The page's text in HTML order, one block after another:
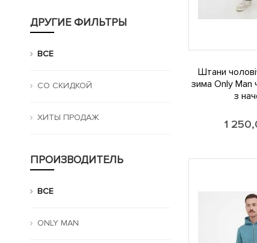
ДРУГИЕ ФИЛЬТРЫ
ВСЕ
СО СКИДКОЙ
ХИТЫ ПРОДАЖ
ПРОИЗВОДИТЕЛЬ
ВСЕ
ONLY MAN
Штани
зима Only Man
з
1